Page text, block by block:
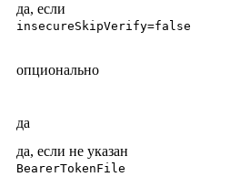
да, если
insecureSkipVerify=false
опционально
да
да, если не указан
BearerTokenFile